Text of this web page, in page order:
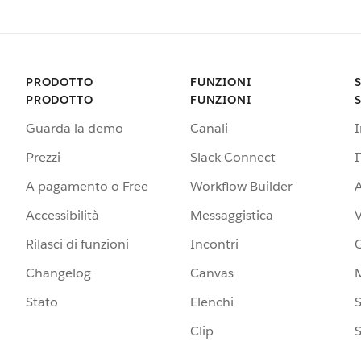
PRODOTTO
PRODOTTO
Guarda la demo
Prezzi
A pagamento o Free
Accessibilità
Rilasci di funzioni
Changelog
Stato
FUNZIONI
FUNZIONI
Canali
Slack Connect
Workflow Builder
Messaggistica
Incontri
Canvas
Elenchi
Clip